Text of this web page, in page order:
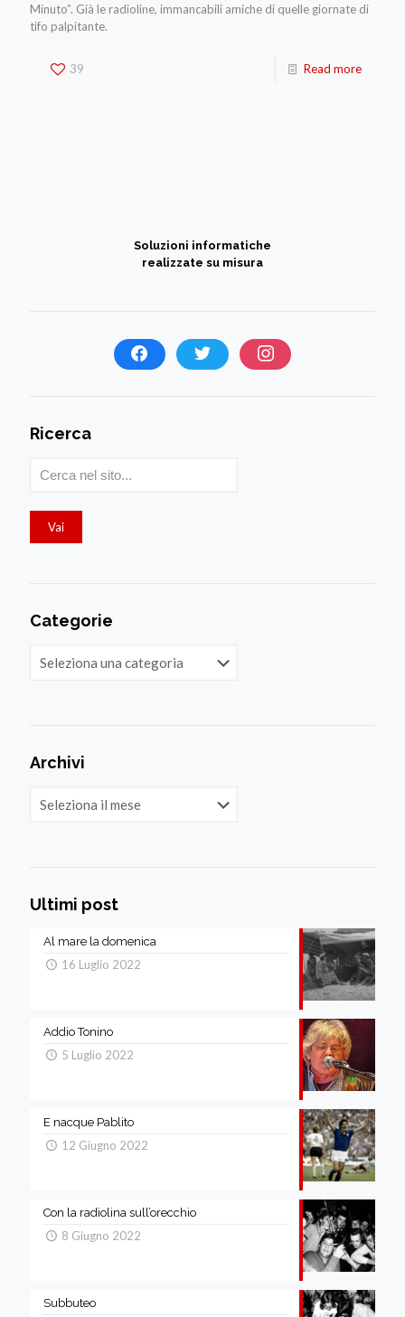
Minuto”. Già le radioline, immancabili amiche di quelle giornate di
tifo palpitante.
39 Read more
Soluzioni informatiche
realizzate su misura
Ricerca
Categorie
Archivi
Ultimi post
Al mare la domenica
16 Luglio 2022
Addio Tonino
5 Luglio 2022
E nacque Pablito
12 Giugno 2022
Con la radiolina sull’orecchio
8 Giugno 2022
Subbuteo